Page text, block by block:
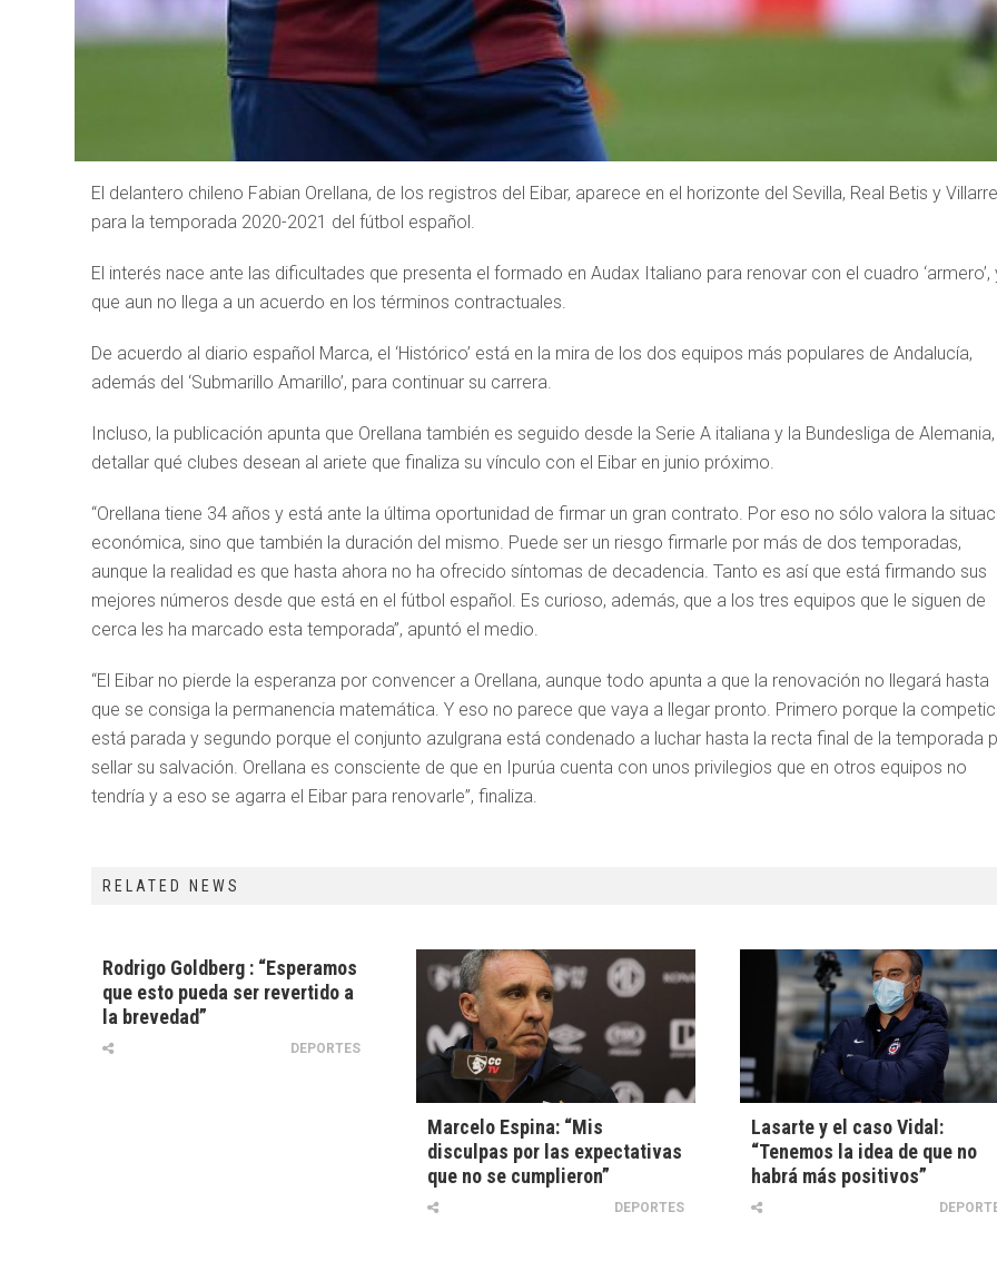
El delantero chileno Fabian Orellana, de los registros del Eibar, aparece en el horizonte del Sevilla, Real Betis y
para la temporada 2020-2021 del fútbol español.
El interés nace ante las dificultades que presenta el formado en Audax Italiano para renovar con el cuadro ‘armero’,
que aun no llega a un acuerdo en los términos contractuales.
De acuerdo al diario español Marca, el ‘Histórico’ está en la mira de los dos equipos más populares de Andalucía,
además del ‘Submarillo Amarillo’, para continuar su carrera.
Incluso, la publicación apunta que Orellana también es seguido desde la Serie A italiana y la Bundesliga de Alemania,
detallar qué clubes desean al ariete que finaliza su vínculo con el Eibar en junio próximo.
“Orellana tiene 34 años y está ante la última oportunidad de firmar un gran contrato. Por eso no sólo valora la
económica, sino que también la duración del mismo. Puede ser un riesgo firmarle por más de dos temporadas,
aunque la realidad es que hasta ahora no ha ofrecido síntomas de decadencia. Tanto es así que está firmando sus
mejores números desde que está en el fútbol español. Es curioso, además, que a los tres equipos que le siguen de
cerca les ha marcado esta temporada”, apuntó el medio.
“El Eibar no pierde la esperanza por convencer a Orellana, aunque todo apunta a que la renovación no llegará hasta
que se consiga la permanencia matemática. Y eso no parece que vaya a llegar pronto. Primero porque la
está parada y segundo porque el conjunto azulgrana está condenado a luchar hasta la recta final de la temporada
sellar su salvación. Orellana es consciente de que en Ipurúa cuenta con unos privilegios que en otros equipos no
tendría y a eso se agarra el Eibar para renovarle”, finaliza.
RELATED NEWS
Rodrigo Goldberg : “Esperamos
que esto pueda ser revertido a
la brevedad”
DEPORTES
Marcelo Espina: “Mis
disculpas por las expectativas
que no se cumplieron”
DEPORTES
Lasarte y el caso Vidal:
“Tenemos la idea de que no
habrá más positivos”